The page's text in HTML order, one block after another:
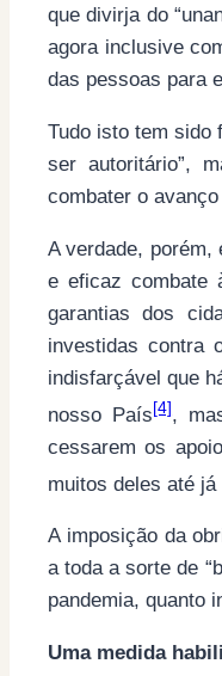
que divirja do
agora inclusive
das pessoas para
Tudo isto tem sido
ser autoritário”,
combater o
A verdade,
e eficaz combate
garantias dos
investidas contra
indisfarçável que
nosso País[4],
cessarem os
muitos deles até
A imposição da
a toda a sorte de
pandemia, quanto
Uma medida